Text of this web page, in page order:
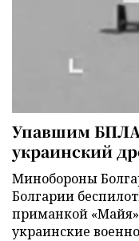
Упавшим БПЛА
украинский
Минобороны
Болгарии
приманкой
украинские